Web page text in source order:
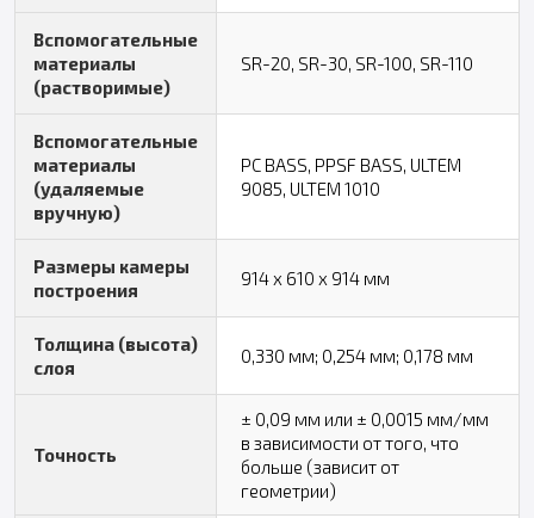
Вспомогательные
материалы
(растворимые)
SR-20, SR-30, SR-100, SR-110
Вспомогательные
материалы
(удаляемые
вручную)
PC BASS, PPSF BASS, ULTEM
9085, ULTEM 1010
Размеры камеры
построения
914 x 610 x 914 мм
Толщина (высота)
слоя
0,330 мм; 0,254 мм; 0,178 мм
Точность
± 0,09 мм или ± 0,0015 мм/мм
в зависимости от того, что
больше (зависит от
геометрии)